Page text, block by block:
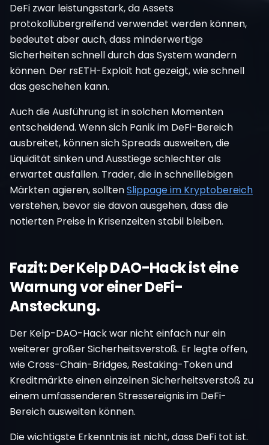
DeFi zwar leistungsstark, da Assets
protokollübergreifend verwendet werden können,
bedeutet aber auch, dass minderwertige
Sicherheiten schnell durch das System wandern
können. Der rsETH-Exploit hat gezeigt, wie schnell
das geschehen kann.
Auch die Ausführung ist in solchen Momenten
entscheidend. Wenn sich Panik im DeFi-Bereich
ausbreitet, können sich Spreads ausweiten, die
Liquidität sinken und Ausstiege schlechter als
erwartet ausfallen. Trader, die in schnelllebigen
Märkten agieren, solltenSlippage im Kryptobereich
verstehen, bevor sie davon ausgehen, dass die
notierten Preise in Krisenzeiten stabil bleiben.
Fazit: Der Kelp DAO-Hack ist eine
Warnung vor einer DeFi-
Ansteckung.
Der Kelp-DAO-Hack war nicht einfach nur ein
weiterer großer Sicherheitsverstoß. Er legte offen,
wie Cross-Chain-Bridges, Restaking-Token und
Kreditmärkte einen einzelnen Sicherheitsverstoß zu
einem umfassenderen Stressereignis im DeFi-
Bereich ausweiten können.
Die wichtigste Erkenntnis ist nicht, dass DeFi tot ist.